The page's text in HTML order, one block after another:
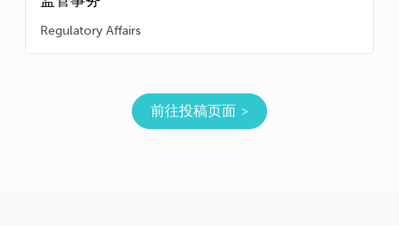
Regulatory Affairs
前往投稿页面